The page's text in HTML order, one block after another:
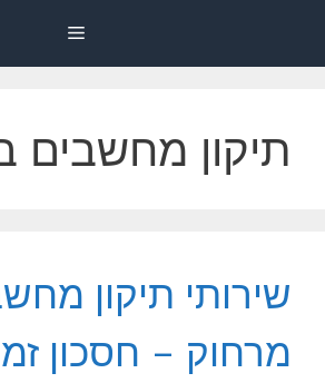
Menu
תיקון מחשבים
שירותי תיקון
מרחוק – חסכון